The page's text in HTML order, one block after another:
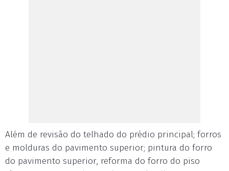
Além de revisão do telhado do prédio principal; forros
e molduras do pavimento superior; pintura do forro
do pavimento superior, reforma do forro do piso